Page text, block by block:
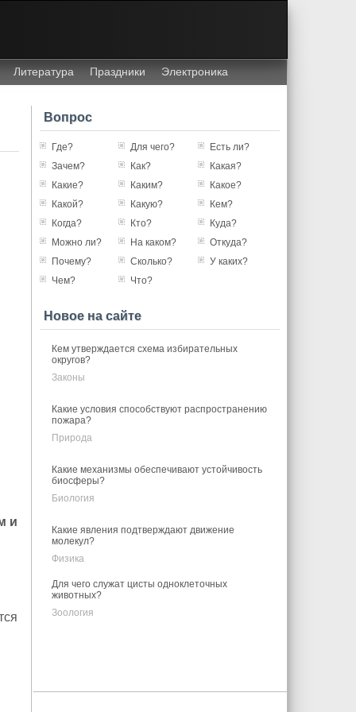
Литература Праздники Электроника
и
Вопрос
Где? Для чего?
Есть ли?
Зачем?
Как?
Какая?
Какие?
Каким?
Какое?
Какой?
Какую?
Кем?
Когда?
Кто?
Куда?
Можно ли?
На каком?
Откуда?
Почему?
Сколько?
У каких?
Чем?
Что?
Новое на сайте
Кем утверждается схема избирательных
округов?
Законы
Какие условия способствуют распространению
пожара?
Природа
Какие механизмы обеспечивают устойчивость
биосферы?
Биология
Какие явления подтверждают движение
молекул?
Физика
Для чего служат цисты одноклеточных
животных?
Зоология